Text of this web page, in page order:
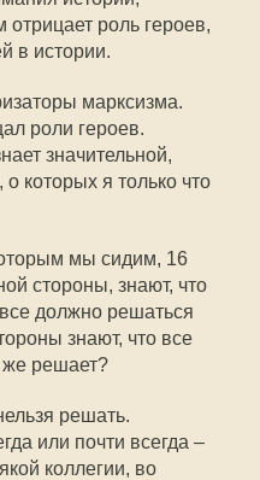
роль героев,
в истории.
марксизма.
роли героев.
значительной,
которых я только что
мы сидим, 16
стороны, знают, что
должно решаться
знают, что все
же решает?
решать.
или почти всегда –
коллегии, во